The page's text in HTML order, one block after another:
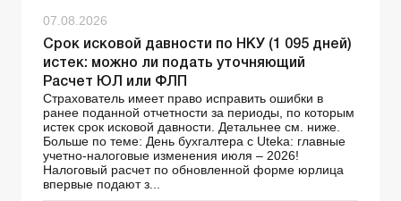
07.08.2026
Срок исковой давности по НКУ (1 095 дней)
истек: можно ли подать уточняющий
Расчет ЮЛ или ФЛП
Страхователь имеет право исправить ошибки в
ранее поданной отчетности за периоды, по которым
истек срок исковой давности. Детальнее см. ниже.
Больше по теме: День бухгалтера с Uteka: главные
учетно-налоговые изменения июля – 2026!
Налоговый расчет по обновленной форме юрлица
впервые подают з...